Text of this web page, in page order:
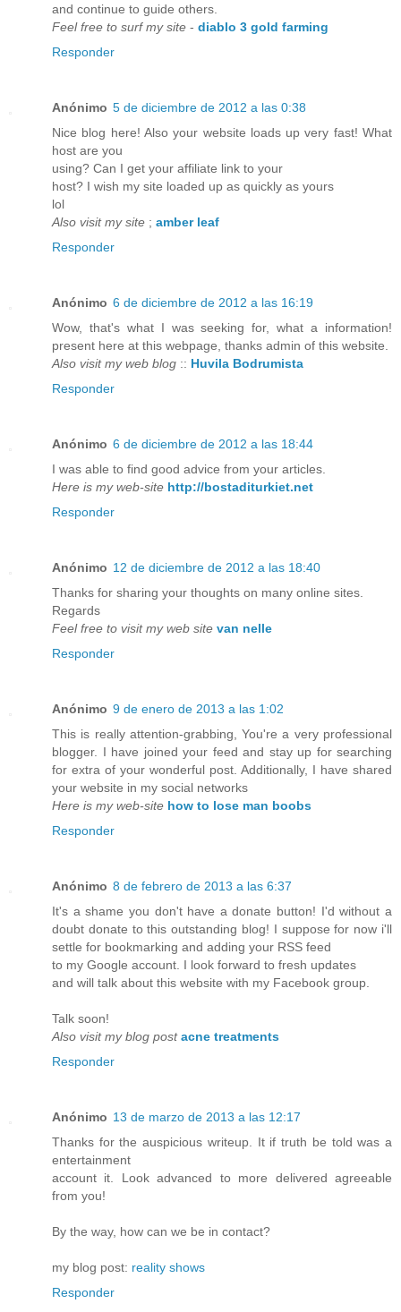
and continue to guide others.
Feel free to surf my site - diablo 3 gold farming
Responder
Anónimo 5 de diciembre de 2012 a las 0:38
Nice blog here! Also your website loads up very fast! What
host are you
using? Can I get your affiliate link to your
host? I wish my site loaded up as quickly as yours
lol
Also visit my site ; amber leaf
Responder
Anónimo 6 de diciembre de 2012 a las 16:19
Wow, that's what I was seeking for, what a information!
present here at this webpage, thanks admin of this website.
Also visit my web blog :: Huvila Bodrumista
Responder
Anónimo 6 de diciembre de 2012 a las 18:44
I was able to find good advice from your articles.
Here is my web-site http://bostaditurkiet.net
Responder
Anónimo 12 de diciembre de 2012 a las 18:40
Thanks for sharing your thoughts on many online sites.
Regards
Feel free to visit my web site van nelle
Responder
Anónimo 9 de enero de 2013 a las 1:02
This is really attention-grabbing, You're a very professional
blogger. I have joined your feed and stay up for searching
for extra of your wonderful post. Additionally, I have shared
your website in my social networks
Here is my web-site how to lose man boobs
Responder
Anónimo 8 de febrero de 2013 a las 6:37
It's a shame you don't have a donate button! I'd without a
doubt donate to this outstanding blog! I suppose for now i'll
settle for bookmarking and adding your RSS feed
to my Google account. I look forward to fresh updates
and will talk about this website with my Facebook group.
Talk soon!
Also visit my blog post acne treatments
Responder
Anónimo 13 de marzo de 2013 a las 12:17
Thanks for the auspicious writeup. It if truth be told was a
entertainment
account it. Look advanced to more delivered agreeable
from you!
By the way, how can we be in contact?
my blog post: reality shows
Responder